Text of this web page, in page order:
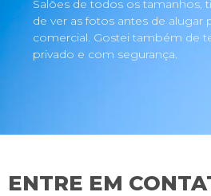
Salões de todos os tamanhos,
de ver as fotos antes de alugar
comercial. Gostei também de
privado e com segurança.
ENTRE EM